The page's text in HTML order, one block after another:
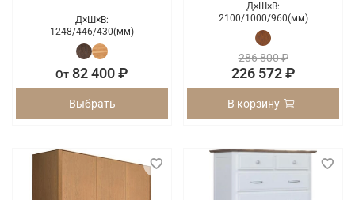
Д×Ш×В:
1248/446/430(мм)
От 82 400 ₽
Выбрать
Д×Ш×В:
2100/1000/960(мм)
286 800 ₽
226 572 ₽
В корзину